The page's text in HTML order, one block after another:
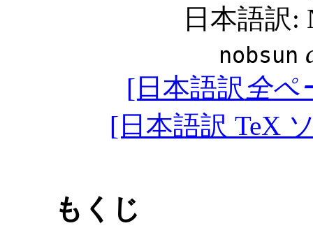
日本語訳:
nobsun
[日本語訳 全ペ
[日本語訳 TeX
もくじ